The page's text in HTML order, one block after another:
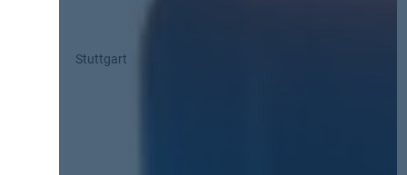
Stuttgart